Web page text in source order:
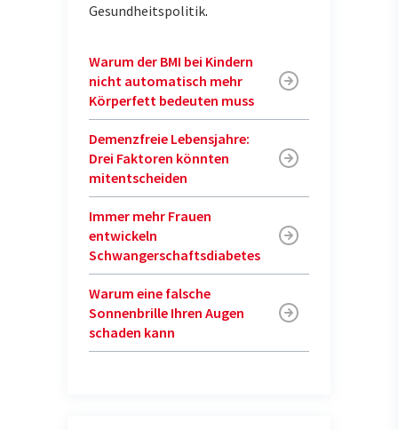
Gesundheitspolitik.
Warum der BMI bei Kindern
nicht automatisch mehr
Körperfett bedeuten muss
Demenzfreie Lebensjahre:
Drei Faktoren könnten
mitentscheiden
Immer mehr Frauen
entwickeln
Schwangerschaftsdiabetes
Warum eine falsche
Sonnenbrille Ihren Augen
schaden kann